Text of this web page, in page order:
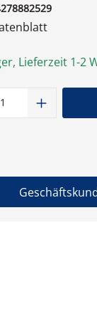
Lieferzeit 1-2
Anzahl: